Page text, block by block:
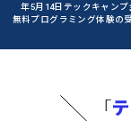
年5月14日テックキャン
無料プログラミング体験の